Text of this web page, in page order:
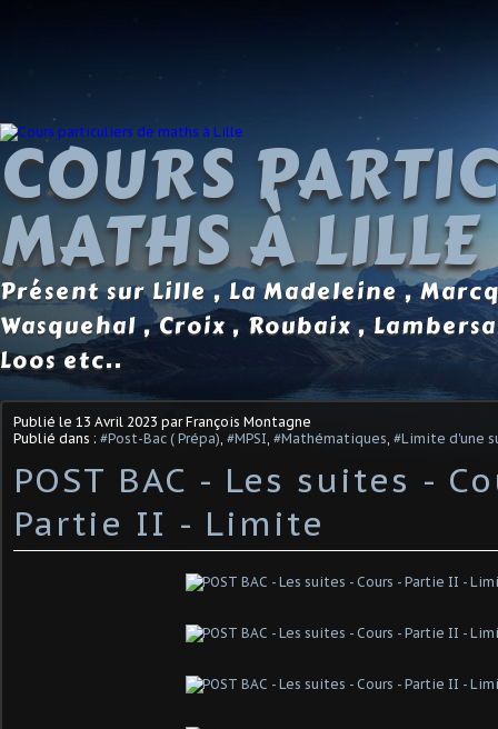
COURS
MATHS À LILLE
Présent sur Lille , La Madeleine ,
Wasquehal , Croix , Roubaix ,
Loos etc..
Publié le 13 Avril 2023 par François Montagne
Publié dans : #Post-Bac ( Prépa) #MPSI #Mathématiques #Limite d'une
POST BAC - Les suites -
Partie II - Limite